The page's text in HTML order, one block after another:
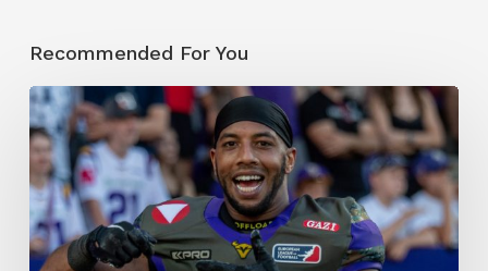
Recommended For You
„Ich
brauchte
mehr
Stabilität“
–
Edwards